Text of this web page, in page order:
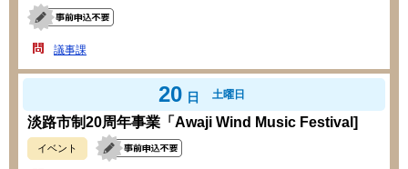
議事課
20 日 土曜日
淡路市制20周年事業「Awaji Wind Music Festival]
イベント